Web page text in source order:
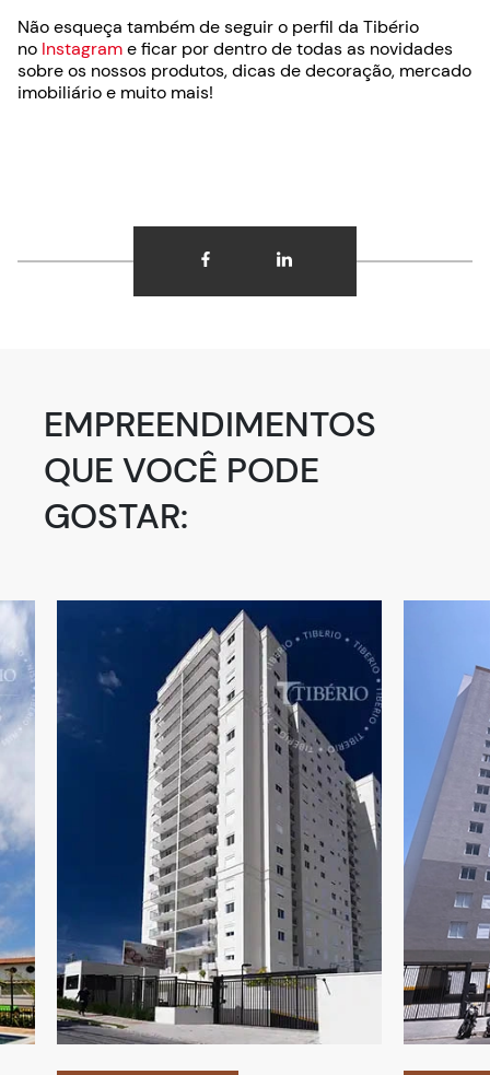
Não esqueça também de seguir o perfil da Tibério
no Instagrame ficar por dentro de todas as novidades
sobre os nossos produtos, dicas de decoração, mercado
imobiliário e muito mais!
EMPREENDIMENTOS
QUE VOCÊ PODE
GOSTAR: